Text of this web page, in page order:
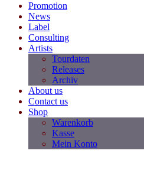
Promotion
News
Label
Consulting
Artists
Tourdaten
Releases
Archiv
About us
Contact us
Shop
Warenkorb
Kasse
Mein Konto